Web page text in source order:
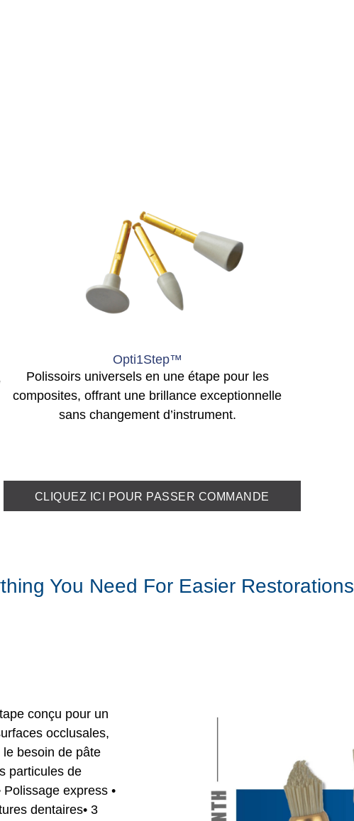
Opti1Step™
Polissoirs universels en une étape pour les
composites, offrant une brillance exceptionnelle
sans changement d’instrument.
CLIQUEZ ICI POUR PASSER COMMANDE
You Need For Easier Restorations
conçu pour un
occlusales,
le besoin de pâte
particules de
express •
dentaires• 3